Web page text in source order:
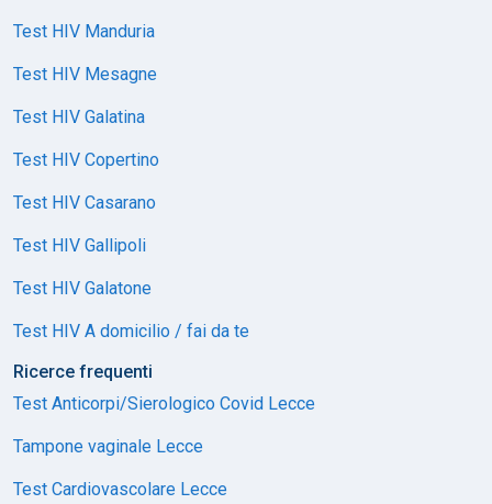
Test HIV Manduria
Test HIV Mesagne
Test HIV Galatina
Test HIV Copertino
Test HIV Casarano
Test HIV Gallipoli
Test HIV Galatone
Test HIV A domicilio / fai da te
Ricerce frequenti
Test Anticorpi/Sierologico Covid Lecce
Tampone vaginale Lecce
Test Cardiovascolare Lecce